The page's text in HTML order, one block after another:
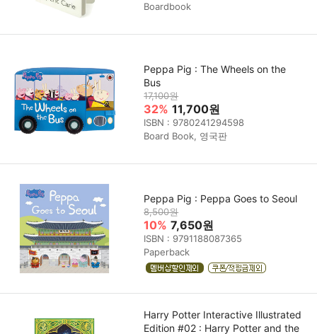
Boardbook
Peppa Pig : The Wheels on the
Bus
17,100원
32% 11,700원
ISBN : 9780241294598
Board Book, 영국판
Peppa Pig : Peppa Goes to Seoul
8,500원
10% 7,650원
ISBN : 9791188087365
Paperback
Harry Potter Interactive Illustrated
Edition #02 : Harry Potter and the